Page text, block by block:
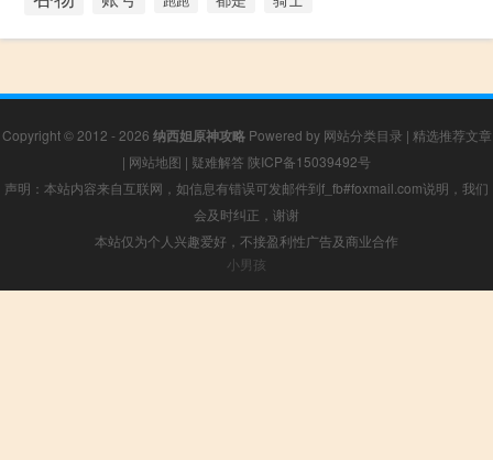
Copyright © 2012 - 2026 纳西妲原神攻略Powered by 网站分类目录 | 精选推荐文章
| 网站地图 | 疑难解答 陕ICP备15039492号
声明：本站内容来自互联网，如信息有错误可发邮件到f_fb#foxmail.com说明，我们
会及时纠正，谢谢
本站仅为个人兴趣爱好，不接盈利性广告及商业合作
小男孩